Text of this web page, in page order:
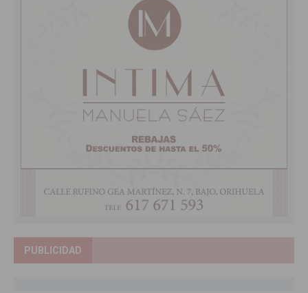
PUBLICIDAD